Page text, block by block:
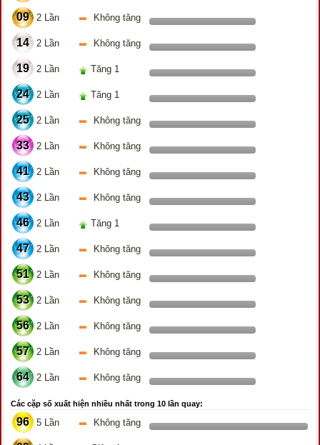
09 2 Lần Không tăng
14 2 Lần Không tăng
19 2 Lần Tăng 1
24 2 Lần Tăng 1
25 2 Lần Không tăng
33 2 Lần Không tăng
41 2 Lần Không tăng
43 2 Lần Không tăng
46 2 Lần Tăng 1
47 2 Lần Không tăng
51 2 Lần Không tăng
53 2 Lần Không tăng
56 2 Lần Không tăng
57 2 Lần Không tăng
64 2 Lần Không tăng
Các cặp số xuất hiện nhiều nhất trong 10 lần quay:
96 5 Lần Không tăng